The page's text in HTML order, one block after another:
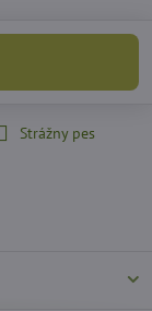
Strážny pes